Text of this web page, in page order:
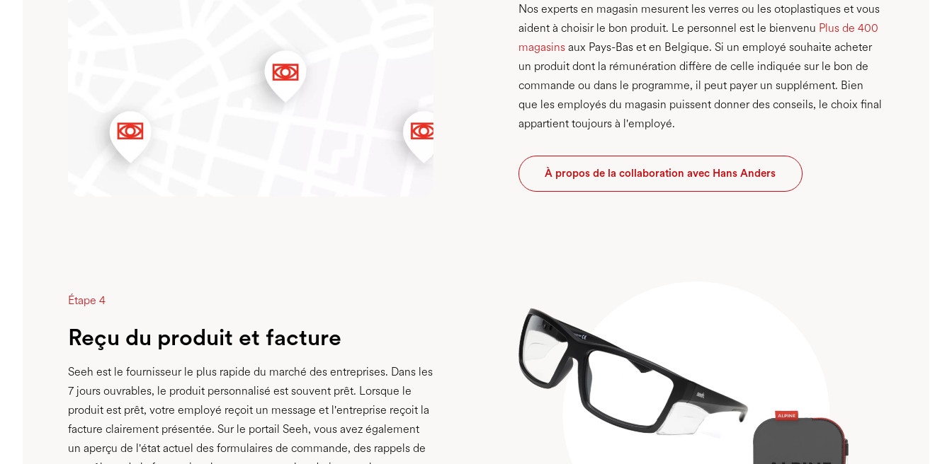
Nos experts en magasin mesurent les verres ou les otoplastiques et vous
aident à choisir le bon produit. Le personnel est le bienvenu Plus de 400
magasins aux Pays-Bas et en Belgique. Si un employé souhaite acheter
un produit dont la rémunération diffère de celle indiquée sur le bon de
commande ou dans le programme, il peut payer un supplément. Bien
que les employés du magasin puissent donner des conseils, le choix final
appartient toujours à l'employé.
À propos de la collaboration avec Hans Anders
Étape 4
Reçu du produit et facture
Seeh est le fournisseur le plus rapide du marché des entreprises. Dans les
7 jours ouvrables, le produit personnalisé est souvent prêt. Lorsque le
produit est prêt, votre employé reçoit un message et l'entreprise reçoit la
facture clairement présentée. Sur le portail Seeh, vous avez également
un aperçu de l'état actuel des formulaires de commande, des rappels de